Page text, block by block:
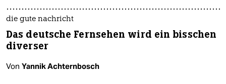
die gute nachricht
Das deutsche Fernsehen wird ein bisschen
diverser
Von Yannik Achternbosch